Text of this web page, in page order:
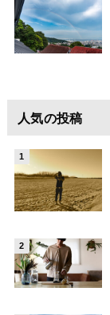
人気の投稿